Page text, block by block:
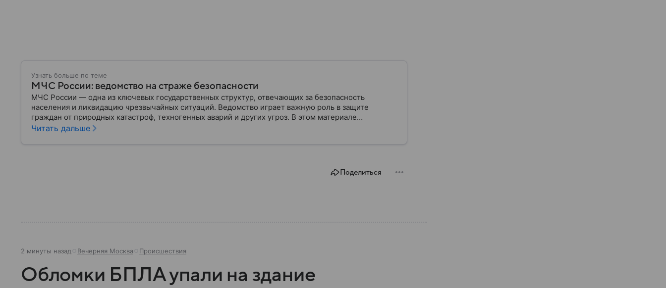
Узнать больше по теме
МЧС России: ведомство на страже безопасности
МЧС России — одна из ключевых государственных структур, отвечающих за безопасность
населения и ликвидацию чрезвычайных ситуаций. Ведомство играет важную роль в защите
граждан от природных катастроф, техногенных аварий и других угроз. В этом материале
разбираем, что представляет собой МЧС, как оно устроено, какие задачи выполняет и какую роль
Читать дальше
Поделиться
2 минуты назад Вечерняя Москва Происшествия
Обломки БПЛА упали на здание